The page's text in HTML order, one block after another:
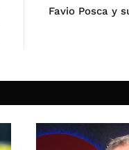
Favio Posca y